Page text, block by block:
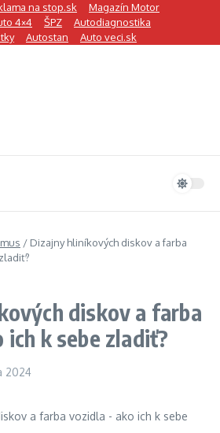
na stop.sk
Magazín Motor
4×4 ŠPZ
Autodiagnostika
Autostan Auto veci.sk
/ Dizajny hliníkových diskov a farba
diskov a farba
ich k sebe zladiť?
2024